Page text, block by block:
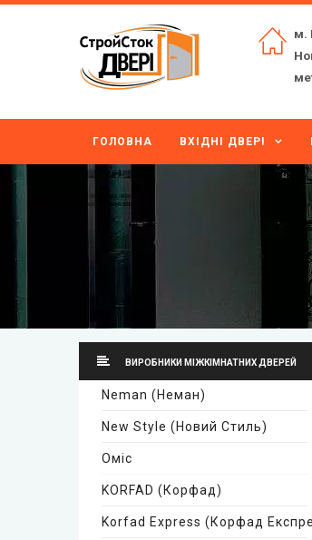
м.
ГОЛОВНА ВХІДНІ ДВЕРІ
ВИРОБНИКИ МІЖКІМНАТНИХ ДВЕРЕЙ
Neman (Неман)
New Style (Новий Стиль)
Оміс
KORFAD (Корфад)
Korfad Express (Корфад